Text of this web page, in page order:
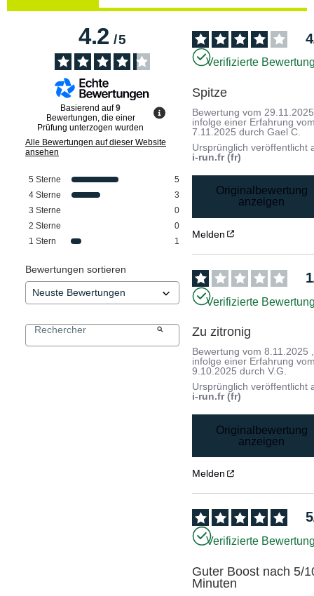
4.2/5
Basierend auf9
Bewertungen, die einer
Prüfung unterzogen wurden
Alle Bewertungen auf dieser Website
ansehen
5 Sterne
5
4 Sterne
3
3 Sterne
0
2 Sterne
0
1 Stern 1
Bewertungen sortieren
4
Verifizierte
Spitze
Bewertung vom 29.11.2025
infolge einer Erfahrung
7.11.2025 durchGael C.
Ursprünglich veröffentlicht
i-run.fr (fr)
Originalbewertung
anzeigen
Melden
1
Verifizierte
Zu zitronig
Bewertung vom8.11.2025
infolge einer Erfahrung
9.10.2025 durchV.G.
Ursprünglich veröffentlicht
i-run.fr (fr)
Originalbewertung
anzeigen
Melden
5
Verifizierte
Guter Boost nach 5/
Minuten